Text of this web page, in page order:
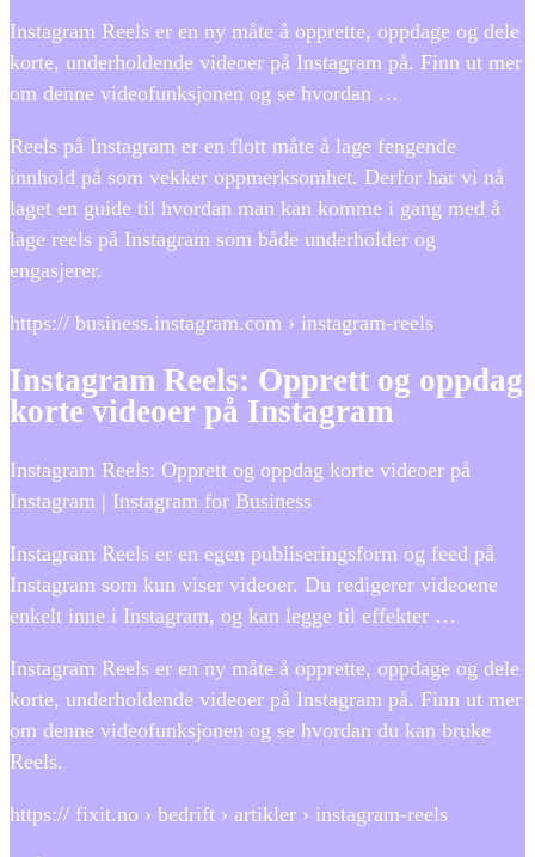
Instagram Reels er en ny måte å opprette, oppdage og dele
korte, underholdende videoer på Instagram på. Finn ut mer
om denne videofunksjonen og se hvordan …
Reels på Instagram er en flott måte å lage fengende
innhold på som vekker oppmerksomhet. Derfor har vi nå
laget en guide til hvordan man kan komme i gang med å
lage reels på Instagram som både underholder og
engasjerer.
https:// business.instagram.com › instagram-reels
Instagram Reels: Opprett og oppdag
korte videoer på Instagram
Instagram Reels: Opprett og oppdag korte videoer på
Instagram | Instagram for Business
Instagram Reels er en egen publiseringsform og feed på
Instagram som kun viser videoer. Du redigerer videoene
enkelt inne i Instagram, og kan legge til effekter …
Instagram Reels er en ny måte å opprette, oppdage og dele
korte, underholdende videoer på Instagram på. Finn ut mer
om denne videofunksjonen og se hvordan du kan bruke
Reels.
https:// fixit.no › bedrift › artikler › instagram-reels